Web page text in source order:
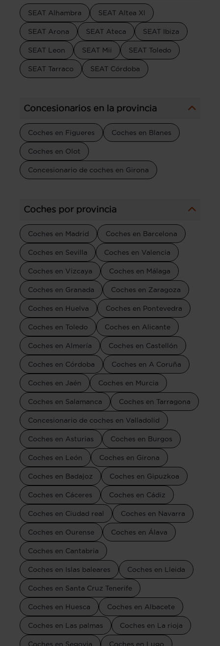
SEAT Alhambra SEAT Altea Xl
SEAT Arona SEAT Ateca SEAT Ibiza
SEAT Leon SEAT Mii SEAT Toledo
SEAT Tarraco SEAT Córdoba
Concesionarios en la provincia
Coches en Figueres Coches en Blanes
Coches en Olot
Concesionario de coches en Girona
Coches por provincia
Coches en Madrid Coches en Barcelona
Coches en Sevilla Coches en Valencia
Coches en Vizcaya Coches en Málaga
Coches en Granada Coches en Zaragoza
Coches en Huelva Coches en Pontevedra
Coches en Toledo Coches en Alicante
Coches en Almería Coches en Castellón
Coches en Córdoba Coches en A Coruña
Coches en Jaén Coches en Murcia
Coches en Salamanca Coches en Tarragona
Concesionario de coches en Valladolid
Coches en Asturias Coches en Burgos
Coches en León Coches en Girona
Coches en Badajoz Coches en Gipuzkoa
Coches en Cáceres Coches en Cádiz
Coches en Ciudad real Coches en Navarra
Coches en Ourense Coches en Álava
Coches en Cantabria
Coches en Islas baleares Coches en Lleida
Coches en Santa Cruz Tenerife
Coches en Huesca Coches en Albacete
Coches en Las palmas Coches en La rioja
Coches en Segovia Coches en Lugo